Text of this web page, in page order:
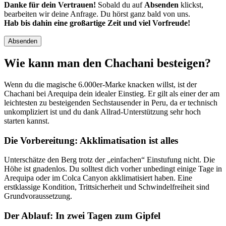
Danke für dein Vertrauen! Sobald du auf Absenden klickst,
bearbeiten wir deine Anfrage. Du hörst ganz bald von uns.
Hab bis dahin eine großartige Zeit und viel Vorfreude!
Absenden
Wie kann man den Chachani besteigen?
Wenn du die magische 6.000er-Marke knacken willst, ist der
Chachani bei Arequipa dein idealer Einstieg. Er gilt als einer der am
leichtesten zu besteigenden Sechstausender in Peru, da er technisch
unkompliziert ist und du dank Allrad-Unterstützung sehr hoch
starten kannst.
Die Vorbereitung: Akklimatisation ist alles
Unterschätze den Berg trotz der „einfachen“ Einstufung nicht. Die
Höhe ist gnadenlos. Du solltest dich vorher unbedingt einige Tage in
Arequipa oder im Colca Canyon akklimatisiert haben. Eine
erstklassige Kondition, Trittsicherheit und Schwindelfreiheit sind
Grundvoraussetzung.
Der Ablauf: In zwei Tagen zum Gipfel